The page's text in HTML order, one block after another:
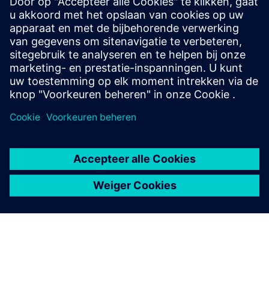
Demolink
Meer informatie
Vereisten
geen